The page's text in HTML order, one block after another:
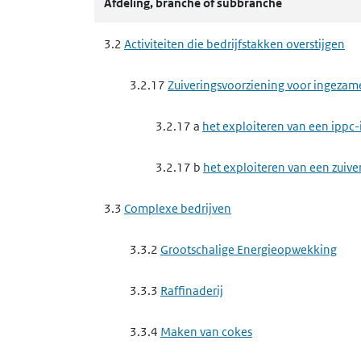
3.3.8 c het exploiteren van een ippc-
3.3.8 d het exploiteren van een ippc-
3.3.8 e het exploiteren van een ippc-
3.3.9Complexe papierindustrie,
3.3.9 ahet exploiteren van een ippc-
3.2 Activiteiten die bedrijfstakken overstijgen
3.2.17 Zuiveringsvoorziening voor
3.2.17 a het exploiteren van een
3.2.17 b het exploiteren van een
3.3 Complexe bedrijven
3.3.2 Grootschalige Energieopwekking
3.3.3 Raffinaderij
3.3.4 Maken van cokes